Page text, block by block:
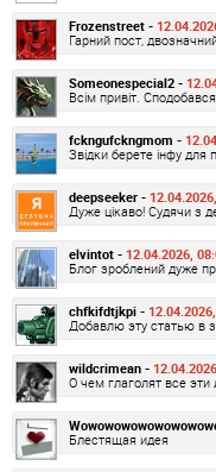
Frozenstreet -
Гарний пост,
Someonespecial2 -
Всім привіт.
fckngufckngmom -
Звідки берете інфу для
deepseeker -
Дуже цікаво! Судячи з
elvintot - 12.04.2026,
Блог зроблений дуже
chfkifdtjkpi -
Добавлю эту статью в
wildcrimean -
О чем глаголят все
Блестящая идея